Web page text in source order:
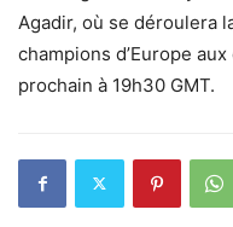
Agadir, où se déroulera
champions d’Europe
prochain à 19h30 GMT.